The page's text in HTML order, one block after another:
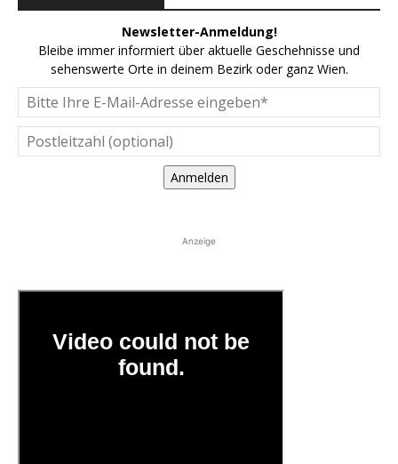
Newsletter-Anmeldung!
Bleibe immer informiert über aktuelle Geschehnisse und
sehenswerte Orte in deinem Bezirk oder ganz Wien.
Anmelden
Anzeige